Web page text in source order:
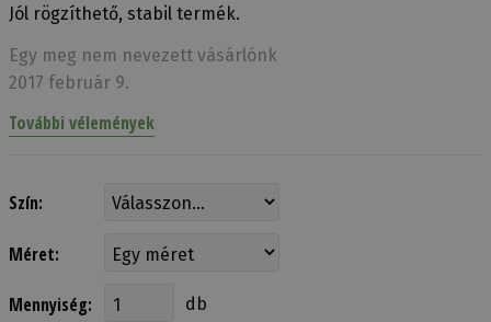
Jól rögzíthető, stabil termék.
Egy meg nem nevezett vásárlónk
2017 február 9.
További vélemények
Szín:
Méret:
Mennyiség: db